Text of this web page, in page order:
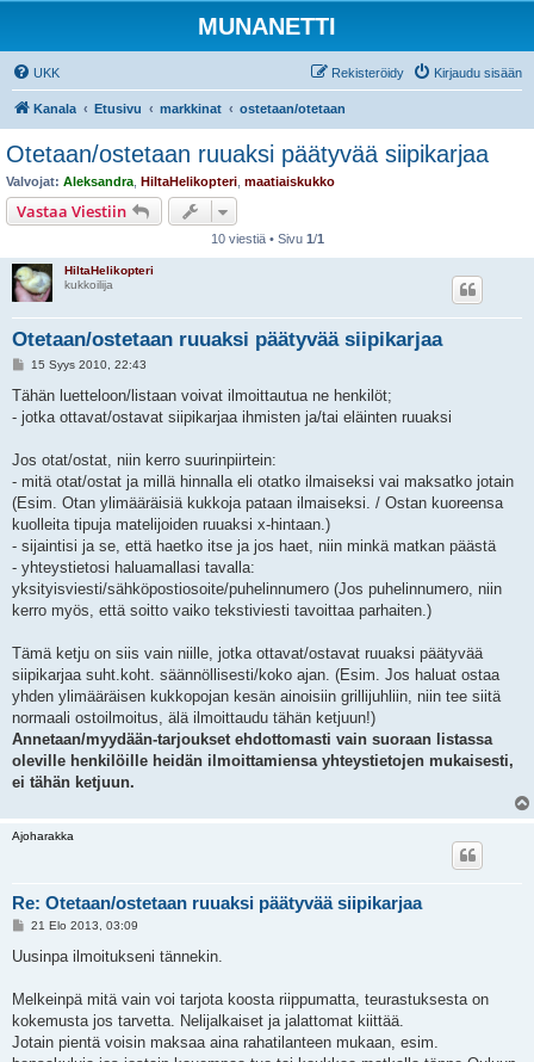
MUNANETTI
UKK Kirjaudu sisään
Rekisteröidy
Kanala Etusivu markkinat ostetaan/otetaan
Otetaan/ostetaan ruuaksi päätyvää siipikarjaa
Valvojat: Aleksandra HiltaHelikopteri maatiaiskukko
Vastaa Viestiin
10 viestiä • Sivu 1/1
HiltaHelikopteri
kukkoilija
Otetaan/ostetaan ruuaksi päätyvää siipikarjaa
V
e
t
15 Syys 2010, 22:43
Tähän luetteloon/listaan voivat ilmoittautua ne henkilöt;
- jotka ottavat/ostavat siipikarjaa ihmisten ja/tai eläinten ruuaksi
Jos otat/ostat, niin kerro suurinpiirtein:
- mitä otat/ostat ja millä hinnalla eli otatko ilmaiseksi vai maksatko jotain
(Esim. Otan ylimääräisiä kukkoja pataan ilmaiseksi. / Ostan kuoreensa
kuolleita tipuja matelijoiden ruuaksi x-hintaan.)
- sijaintisi ja se, että haetko itse ja jos haet, niin minkä matkan päästä
- yhteystietosi haluamallasi tavalla:
yksityisviesti/sähköpostiosoite/puhelinnumero (Jos puhelinnumero, niin
kerro myös, että soitto vaiko tekstiviesti tavoittaa parhaiten.)
Tämä ketju on siis vain niille, jotka ottavat/ostavat ruuaksi päätyvää
siipikarjaa suht.koht. säännöllisesti/koko ajan. (Esim. Jos haluat ostaa
yhden ylimääräisen kukkopojan kesän ainoisiin grillijuhliin, niin tee siitä
normaali ostoilmoitus, älä ilmoittaudu tähän ketjuun!)
Annetaan/myydään-tarjoukset ehdottomasti vain suoraan listassa
oleville henkilöille heidän ilmoittamiensa yhteystietojen mukaisesti,
ei tähän ketjuun.
Ajoharakka
Re: Otetaan/ostetaan ruuaksi päätyvää siipikarjaa
V
e
i
21 Elo 2013, 03:09
Uusinpa ilmoitukseni tännekin.
Melkeinpä mitä vain voi tarjota koosta riippumatta, teurastuksesta on
kokemusta jos tarvetta. Nelijalkaiset ja jalattomat kiittää.
Jotain pientä voisin maksaa aina rahatilanteen mukaan, esim.